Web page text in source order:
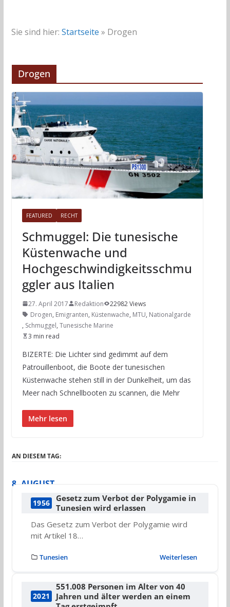
Sie sind hier: Startseite » Drogen
Drogen
FEATURED RECHT
Schmuggel: Die tunesische
Küstenwache und
Hochgeschwindigkeitsschmu
ggler aus Italien
27. April 2017 Redaktion
22982 Views
Drogen, Emigranten, Küstenwache, MTU, Nationalgarde
, Schmuggel, Tunesische Marine
3 min read
BIZERTE: Die Lichter sind gedimmt auf dem
Patrouillenboot, die Boote der tunesischen
Küstenwache stehen still in der Dunkelheit, um das
Meer nach Schnellbooten zu scannen, die Mehr
Mehr lesen
AN DIESEM TAG:
8. AUGUST
1956
Gesetz zum Verbot der Polygamie in
Tunesien wird erlassen
Das Gesetz zum Verbot der Polygamie wird
mit Artikel 18…
Tunesien Weiterlesen
2021
551.008 Personen im Alter von 40
Jahren und älter werden an einem